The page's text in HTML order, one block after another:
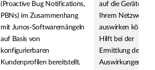
(Proactive Bug Notifications,
PBNs) im Zusammenhang
mit Junos-Softwaremängeln
auf Basis von
konfigurierbaren
Kundenprofilen bereitstellt.
auf die Geräte in
Ihrem Netzwerk
auswirken können.
Hilft bei der
Ermittlung der
Auswirkungen auf